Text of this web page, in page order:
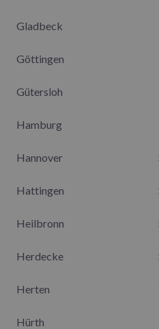
Gladbeck
Göttingen
Gütersloh
Hamburg
Hannover
Hattingen
Heilbronn
Herdecke
Herten
Hürth